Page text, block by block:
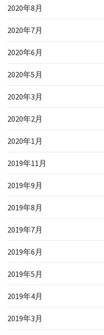
2020年8月
2020年7月
2020年6月
2020年5月
2020年3月
2020年2月
2020年1月
2019年11月
2019年9月
2019年8月
2019年7月
2019年6月
2019年5月
2019年4月
2019年3月